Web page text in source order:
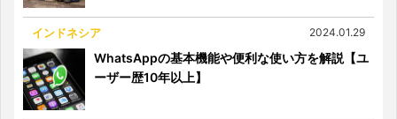
インドネシア 2024.01.29
WhatsAppの基本機能や便利な使い方を解説【ユ
ーザー歴10年以上】